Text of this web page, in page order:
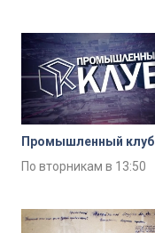
Промышленный клуб
По вторникам в 13:50